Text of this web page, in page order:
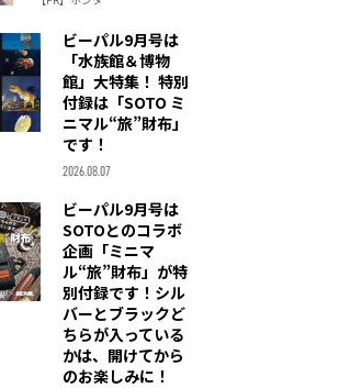
ビーパル9月号は
「水族館＆博物
館」大特集！ 特別
付録は「SOTO ミ
ニマル“旅”財布」
です！
2026.08.07
ビーパル9月号は
SOTOとのコラボ
企画「ミニマ
ル“旅”財布」が特
別付録です！シル
バーとブラックど
ちらが入っている
かは、開けてから
のお楽しみに！